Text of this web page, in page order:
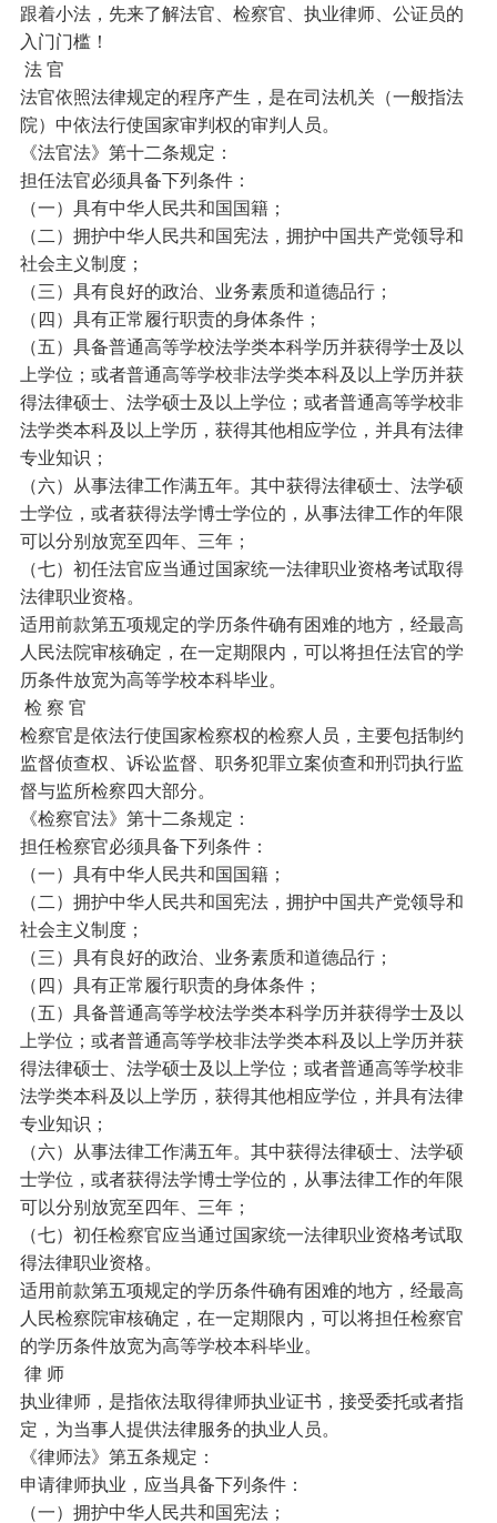
跟着小法，先来了解法官、检察官、执业律师、公证员的
入门门槛！
法 官
法官依照法律规定的程序产生，是在司法机关（一般指法
院）中依法行使国家审判权的审判人员。
《法官法》第十二条规定：
担任法官必须具备下列条件：
（一）具有中华人民共和国国籍；
（二）拥护中华人民共和国宪法，拥护中国共产党领导和
社会主义制度；
（三）具有良好的政治、业务素质和道德品行；
（四）具有正常履行职责的身体条件；
（五）具备普通高等学校法学类本科学历并获得学士及以
上学位；或者普通高等学校非法学类本科及以上学历并获
得法律硕士、法学硕士及以上学位；或者普通高等学校非
法学类本科及以上学历，获得其他相应学位，并具有法律
专业知识；
（六）从事法律工作满五年。其中获得法律硕士、法学硕
士学位，或者获得法学博士学位的，从事法律工作的年限
可以分别放宽至四年、三年；
（七）初任法官应当通过国家统一法律职业资格考试取得
法律职业资格。
适用前款第五项规定的学历条件确有困难的地方，经最高
人民法院审核确定，在一定期限内，可以将担任法官的学
历条件放宽为高等学校本科毕业。
检 察 官
检察官是依法行使国家检察权的检察人员，主要包括制约
监督侦查权、诉讼监督、职务犯罪立案侦查和刑罚执行监
督与监所检察四大部分。
《检察官法》第十二条规定：
担任检察官必须具备下列条件：
（一）具有中华人民共和国国籍；
（二）拥护中华人民共和国宪法，拥护中国共产党领导和
社会主义制度；
（三）具有良好的政治、业务素质和道德品行；
（四）具有正常履行职责的身体条件；
（五）具备普通高等学校法学类本科学历并获得学士及以
上学位；或者普通高等学校非法学类本科及以上学历并获
得法律硕士、法学硕士及以上学位；或者普通高等学校非
法学类本科及以上学历，获得其他相应学位，并具有法律
专业知识；
（六）从事法律工作满五年。其中获得法律硕士、法学硕
士学位，或者获得法学博士学位的，从事法律工作的年限
可以分别放宽至四年、三年；
（七）初任检察官应当通过国家统一法律职业资格考试取
得法律职业资格。
适用前款第五项规定的学历条件确有困难的地方，经最高
人民检察院审核确定，在一定期限内，可以将担任检察官
的学历条件放宽为高等学校本科毕业。
律 师
执业律师，是指依法取得律师执业证书，接受委托或者指
定，为当事人提供法律服务的执业人员。
《律师法》第五条规定：
申请律师执业，应当具备下列条件：
（一）拥护中华人民共和国宪法；